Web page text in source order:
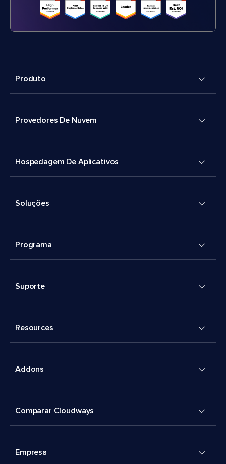
Produto
Provedores De Nuvem
Hospedagem De Aplicativos
Soluções
Programa
Suporte
Resources
Addons
Comparar Cloudways
Empresa